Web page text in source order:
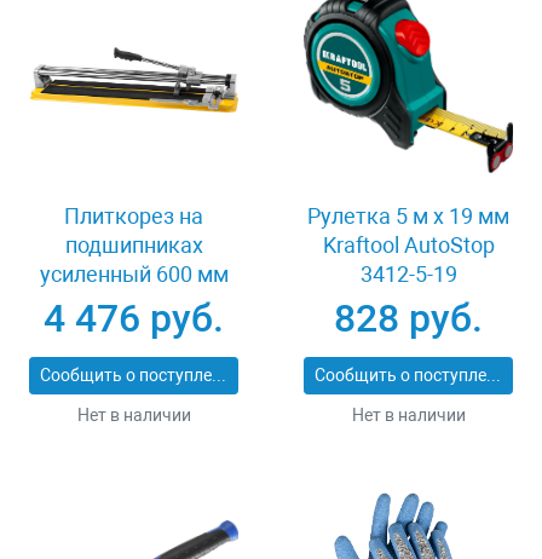
Плиткорез на
подшипниках
усиленный 600 мм
Stayer PROFI 3318-60
4 476 руб.
Сообщить о поступлении
Нет в наличии
Рулетка 5 м x 19 мм
Kraftool AutoStop
3412-5-19
828 руб.
Сообщить о поступлении
Нет в наличии